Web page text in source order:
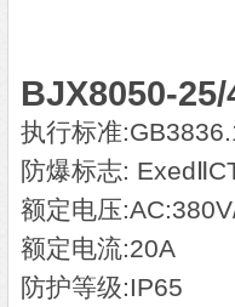
BJX8050-
执行标准
防爆标志:
额定电压
额定电流:20A
防护等级:IP65